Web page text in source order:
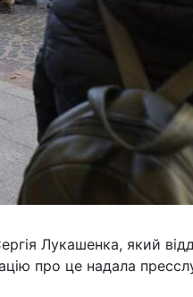
Лукашенка, який
про це надала